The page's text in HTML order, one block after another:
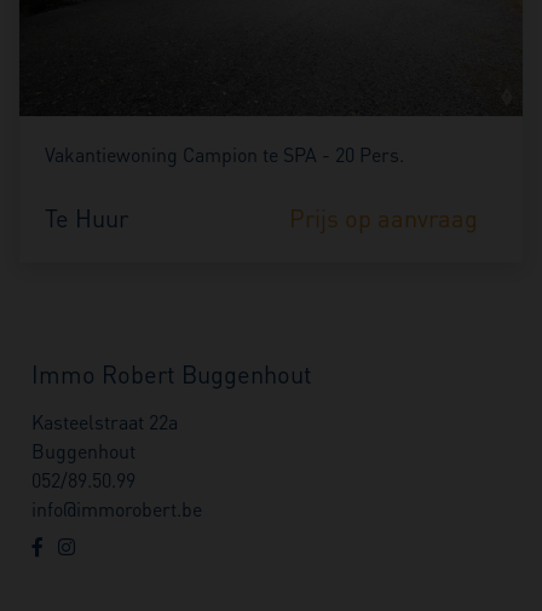
Vakantiewoning Campion te SPA - 20 Pers.
Te Huur Prijs op aanvraag
Immo Robert Buggenhout
Kasteelstraat 22a
Buggenhout
052/89.50.99
info@immorobert.be